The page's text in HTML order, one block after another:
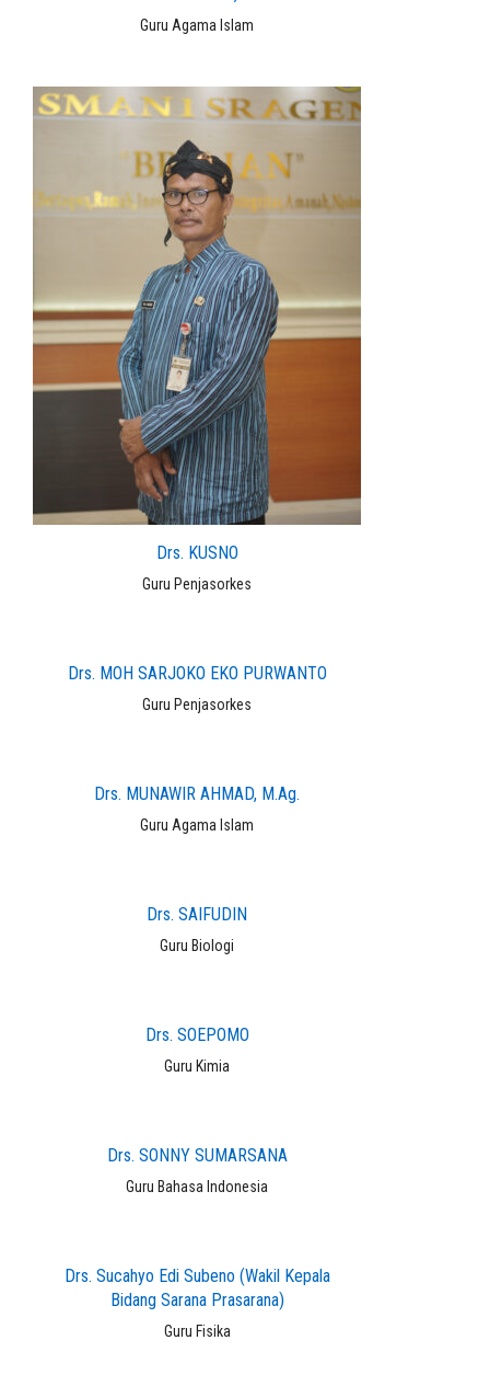
Guru Agama Islam
Drs. KUSNO
Guru Penjasorkes
Drs. MOH SARJOKO EKO PURWANTO
Guru Penjasorkes
Drs. MUNAWIR AHMAD, M.Ag.
Guru Agama Islam
Drs. SAIFUDIN
Guru Biologi
Drs. SOEPOMO
Guru Kimia
Drs. SONNY SUMARSANA
Guru Bahasa Indonesia
Drs. Sucahyo Edi Subeno (Wakil Kepala
Bidang Sarana Prasarana)
Guru Fisika